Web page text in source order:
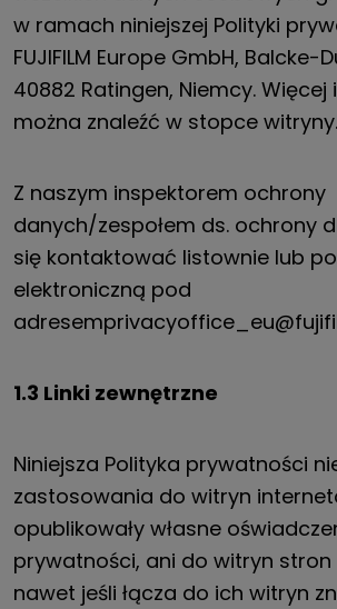
w ramach niniejszej Polityki
FUJIFILM Europe GmbH, Balcke-
40882 Ratingen, Niemcy.
można znaleźć w stopce witryny.
Z naszym inspektorem ochrony
danych/zespołem ds. ochrony
się kontaktować listownie lub
elektroniczną pod
1.3 Linki zewnętrzne
Niniejsza Polityka prywatności
zastosowania do witryn
opublikowały własne
prywatności, ani do witryn stron
nawet jeśli łącza do ich witryn